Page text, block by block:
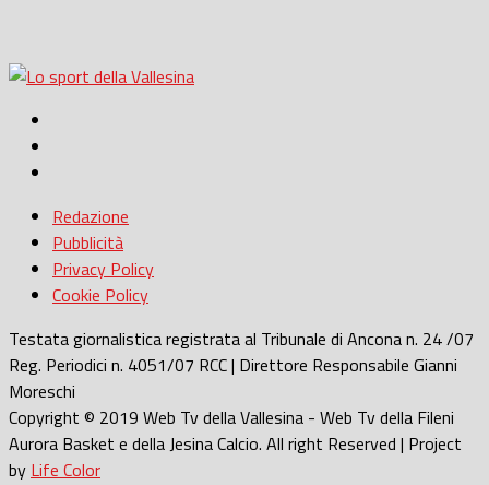
Redazione
Pubblicità
Privacy Policy
Cookie Policy
Testata giornalistica registrata al Tribunale di Ancona n. 24 /07
Reg. Periodici n. 4051/07 RCC | Direttore Responsabile Gianni
Moreschi
Copyright © 2019 Web Tv della Vallesina - Web Tv della Fileni
Aurora Basket e della Jesina Calcio. All right Reserved | Project
by Life Color